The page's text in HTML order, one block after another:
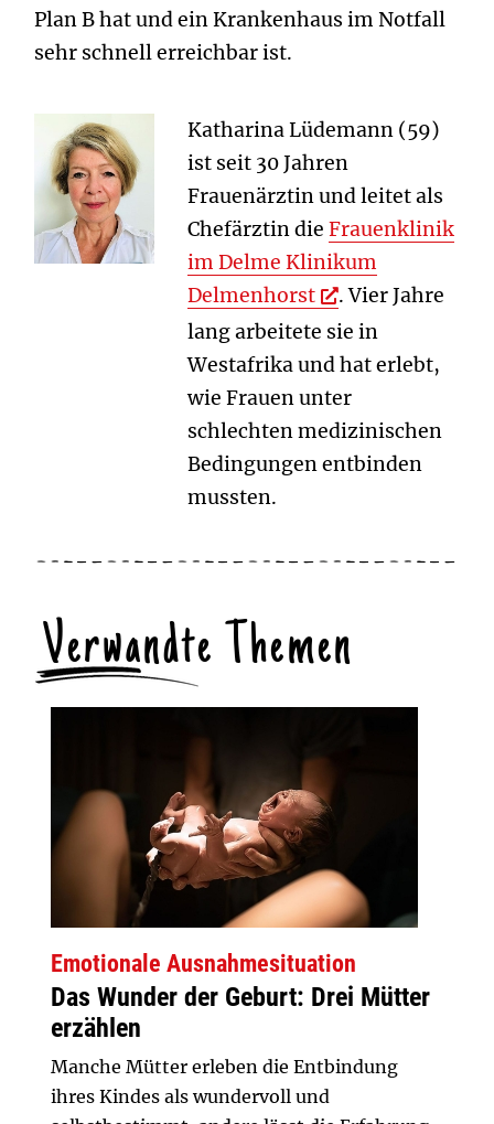
Plan B hat und ein Krankenhaus im Notfall
sehr schnell erreichbar ist.
Katharina Lüdemann (59)
ist seit 30 Jahren
Frauenärztin und leitet als
Chefärztin die Frauenklinik
im Delme Klinikum
Delmenhorst
. Vier Jahre
lang arbeitete sie in
Westafrika und hat erlebt,
wie Frauen unter
schlechten medizinischen
Bedingungen entbinden
mussten.
Verwandte Themen
Emotionale Ausnahmesituation
Das Wunder der Geburt: Drei Mütter
erzählen
Manche Mütter erleben die Entbindung
ihres Kindes als wundervoll und